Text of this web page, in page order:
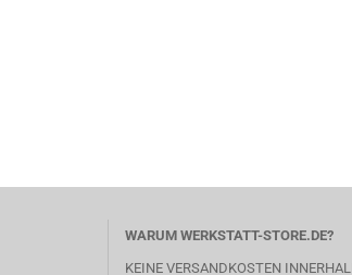
WARUM WERKSTATT-STORE.DE?
KEINE VERSANDKOSTEN